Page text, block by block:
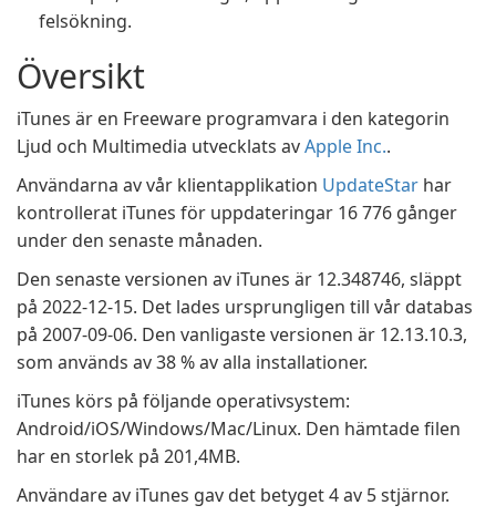
felsökning.
Översikt
iTunes är en Freeware programvara i den kategorin
Ljud och Multimedia utvecklats avApple Inc..
Användarna av vår klientapplikation UpdateStar har
kontrollerat iTunes för uppdateringar 16 776 gånger
under den senaste månaden.
Den senaste versionen av iTunes är 12.348746, släppt
på 2022-12-15. Det lades ursprungligen till vår databas
på 2007-09-06. Den vanligaste versionen är 12.13.10.3,
som används av 38 % av alla installationer.
iTunes körs på följande operativsystem:
Android/iOS/Windows/Mac/Linux. Den hämtade filen
har en storlek på 201,4MB.
Användare av iTunes gav det betyget 4 av 5 stjärnor.